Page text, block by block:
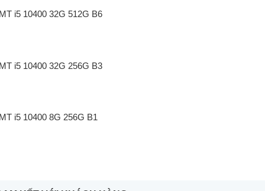
i5 10400 32G 512G B6
i5 10400 32G 256G B3
i5 10400 8G 256G B1